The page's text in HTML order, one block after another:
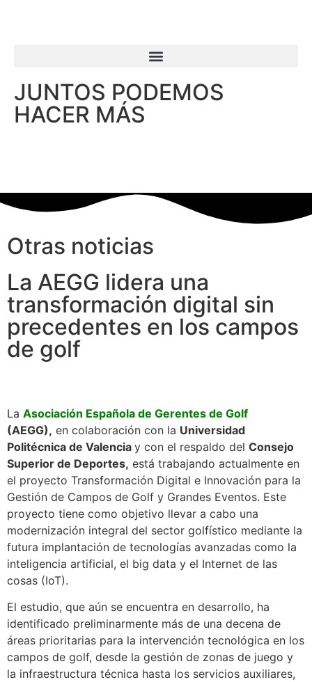
JUNTOS PODEMOS
HACER MÁS
Otras noticias
La AEGG lidera una
transformación digital sin
precedentes en los campos
de golf
La Asociación Española de Gerentes de Golf
(AEGG), en colaboración con la Universidad
Politécnica de Valencia y con el respaldo del Consejo
Superior de Deportes, está trabajando actualmente en
el proyecto Transformación Digital e Innovación para la
Gestión de Campos de Golf y Grandes Eventos. Este
proyecto tiene como objetivo llevar a cabo una
modernización integral del sector golfístico mediante la
futura implantación de tecnologías avanzadas como la
inteligencia artificial, el big data y el Internet de las
cosas (IoT).
El estudio, que aún se encuentra en desarrollo, ha
identificado preliminarmente más de una decena de
áreas prioritarias para la intervención tecnológica en los
campos de golf, desde la gestión de zonas de juego y
la infraestructura técnica hasta los servicios auxiliares,